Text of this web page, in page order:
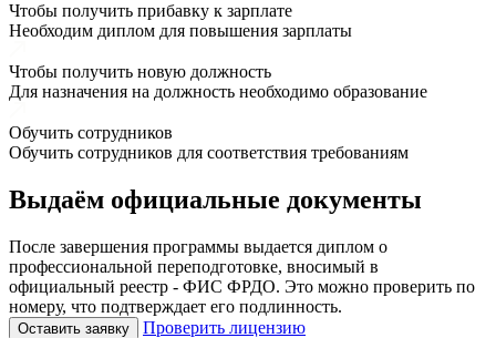
Чтобы получить прибавку к зарплате
Необходим диплом для повышения зарплаты
Чтобы получить новую должность
Для назначения на должность необходимо образование
Обучить сотрудников
Обучить сотрудников для соответствия требованиям
Выдаём официальные документы
После завершения программы выдается диплом о
профессиональной переподготовке, вносимый в
официальный реестр - ФИС ФРДО. Это можно проверить по
номеру, что подтверждает его подлинность.
Оставить заявку Проверить лицензию